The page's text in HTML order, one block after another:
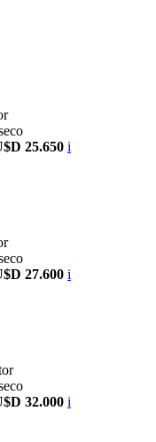
25.650 i
27.600 i
32.000 i